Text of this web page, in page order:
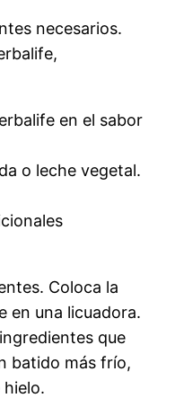
necesarios.
en el sabor
o leche vegetal.
Coloca la
en una licuadora.
que
batido más frío,